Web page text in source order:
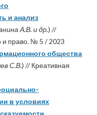
и анализ
А.В. и др.) //
и право. № 5 / 2023
общества
С.В.) // Креативная
в условиях